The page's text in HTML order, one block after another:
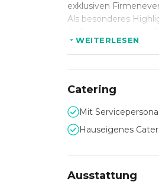
exklusiven
Als besonderes
Neben der
einem
WEITERLESEN
Catering
Mit
Hauseigenes
Ausstattung